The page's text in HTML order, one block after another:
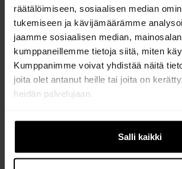
räätälöimiseen, sosiaalisen median
tukemiseen ja kävijämäärämme
jaamme sosiaalisen median,
kumppaneillemme tietoja siitä, miten
Kumppanimme voivat yhdistää näitä
joita olet antanut heille tai joita on
heidän palvelujaan.
Salli kaikki
Hyvin suunniteltu säilytys tekee
kodinhoitohuoneesta paitsi
tilaan syntyy selkeä rytmi.